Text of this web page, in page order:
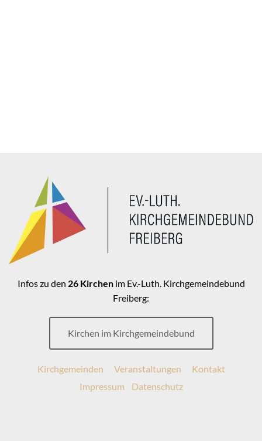
Infos zu den 26 Kirchenim Ev.-Luth. Kirchgemeindebund
Freiberg:
Kirchen im Kirchgemeindebund
Kirchgemeinden Veranstaltungen
Kontakt
Impressum
Datenschutz